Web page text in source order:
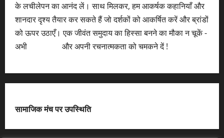
के लचीलेपन का आनंद लें। साथ मिलकर, हम आकर्षक कहानियाँ और
शानदार दृश्य तैयार कर सकते हैं जो दर्शकों को आकर्षित करें और ब्रांडों
को ऊपर उठाएँ। एक जीवंत समुदाय का हिस्सा बनने का मौका न चूकें -
अभी
और अपनी रचनात्मकता को चमकने दें !
सामाजिक मंच पर उपस्थिति